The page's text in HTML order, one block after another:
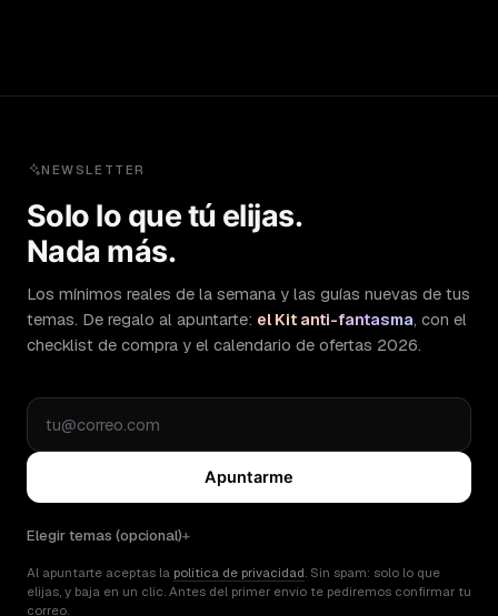
NEWSLETTER
Solo lo que tú elijas.
Nada más.
Los mínimos reales de la semana y las guías nuevas de tus
temas. De regalo al apuntarte: el Kit anti-fantasma, con el
checklist de compra y el calendario de ofertas 2026.
Apuntarme
Elegir temas (opcional)
Al apuntarte aceptas la política de privacidad. Sin spam: solo lo que
elijas, y baja en un clic. Antes del primer envío te pediremos confirmar tu
correo.